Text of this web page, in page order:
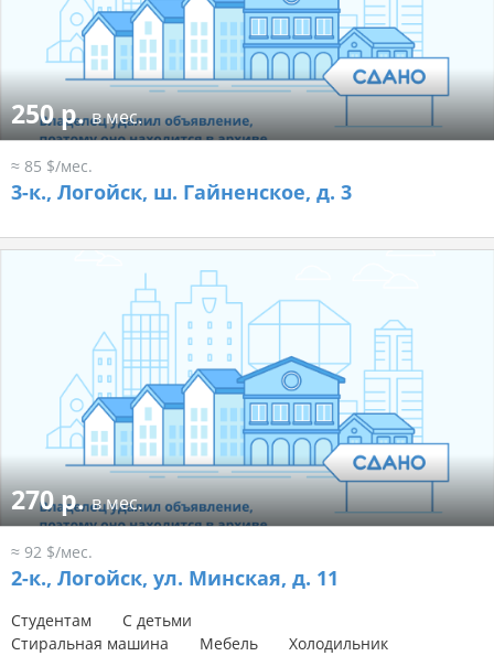
250 р.в мес.
≈ 85 $/мес.
3-к., Логойск, ш. Гайненское, д. 3
270 р.в мес.
≈ 92 $/мес.
2-к., Логойск, ул. Минская, д. 11
Студентам
С детьми
Стиральная машина
Мебель Холодильник